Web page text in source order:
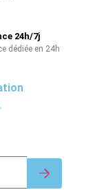
24h/7j
dédiée en 24h